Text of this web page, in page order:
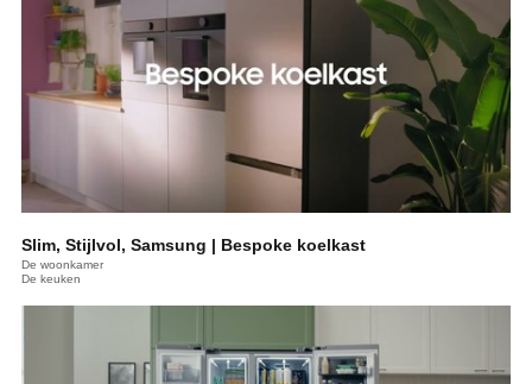
Slim, Stijlvol, Samsung | Bespoke koelkast
De woonkamer
De keuken